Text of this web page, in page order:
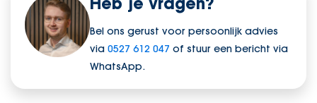
Bel ons gerust voor persoonlijk advies
via 0527 612 047 of stuur een bericht via
WhatsApp.